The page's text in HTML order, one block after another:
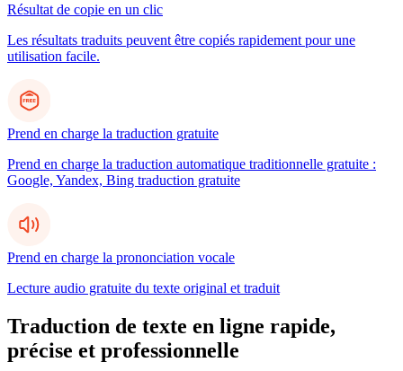
Résultat de copie en un clic
Les résultats traduits peuvent être copiés rapidement pour une
utilisation facile.
Prend en charge la traduction gratuite
Prend en charge la traduction automatique traditionnelle gratuite :
Google, Yandex, Bing traduction gratuite
Prend en charge la prononciation vocale
Lecture audio gratuite du texte original et traduit
Traduction de texte en ligne rapide,
précise et professionnelle